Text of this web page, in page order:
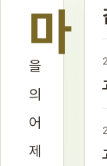
마
을
의
어
제